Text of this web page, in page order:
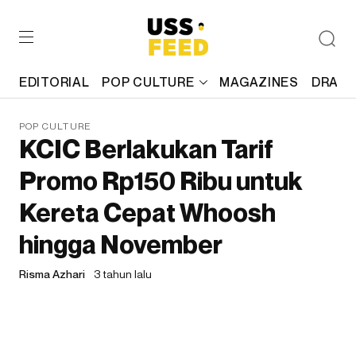
EDITORIAL POP CULTURE MAGAZINES
POP CULTURE
KCIC Berlakukan Tarif
Promo Rp150 Ribu untuk
Kereta Cepat Whoosh
hingga November
Risma Azhari 3 tahun lalu